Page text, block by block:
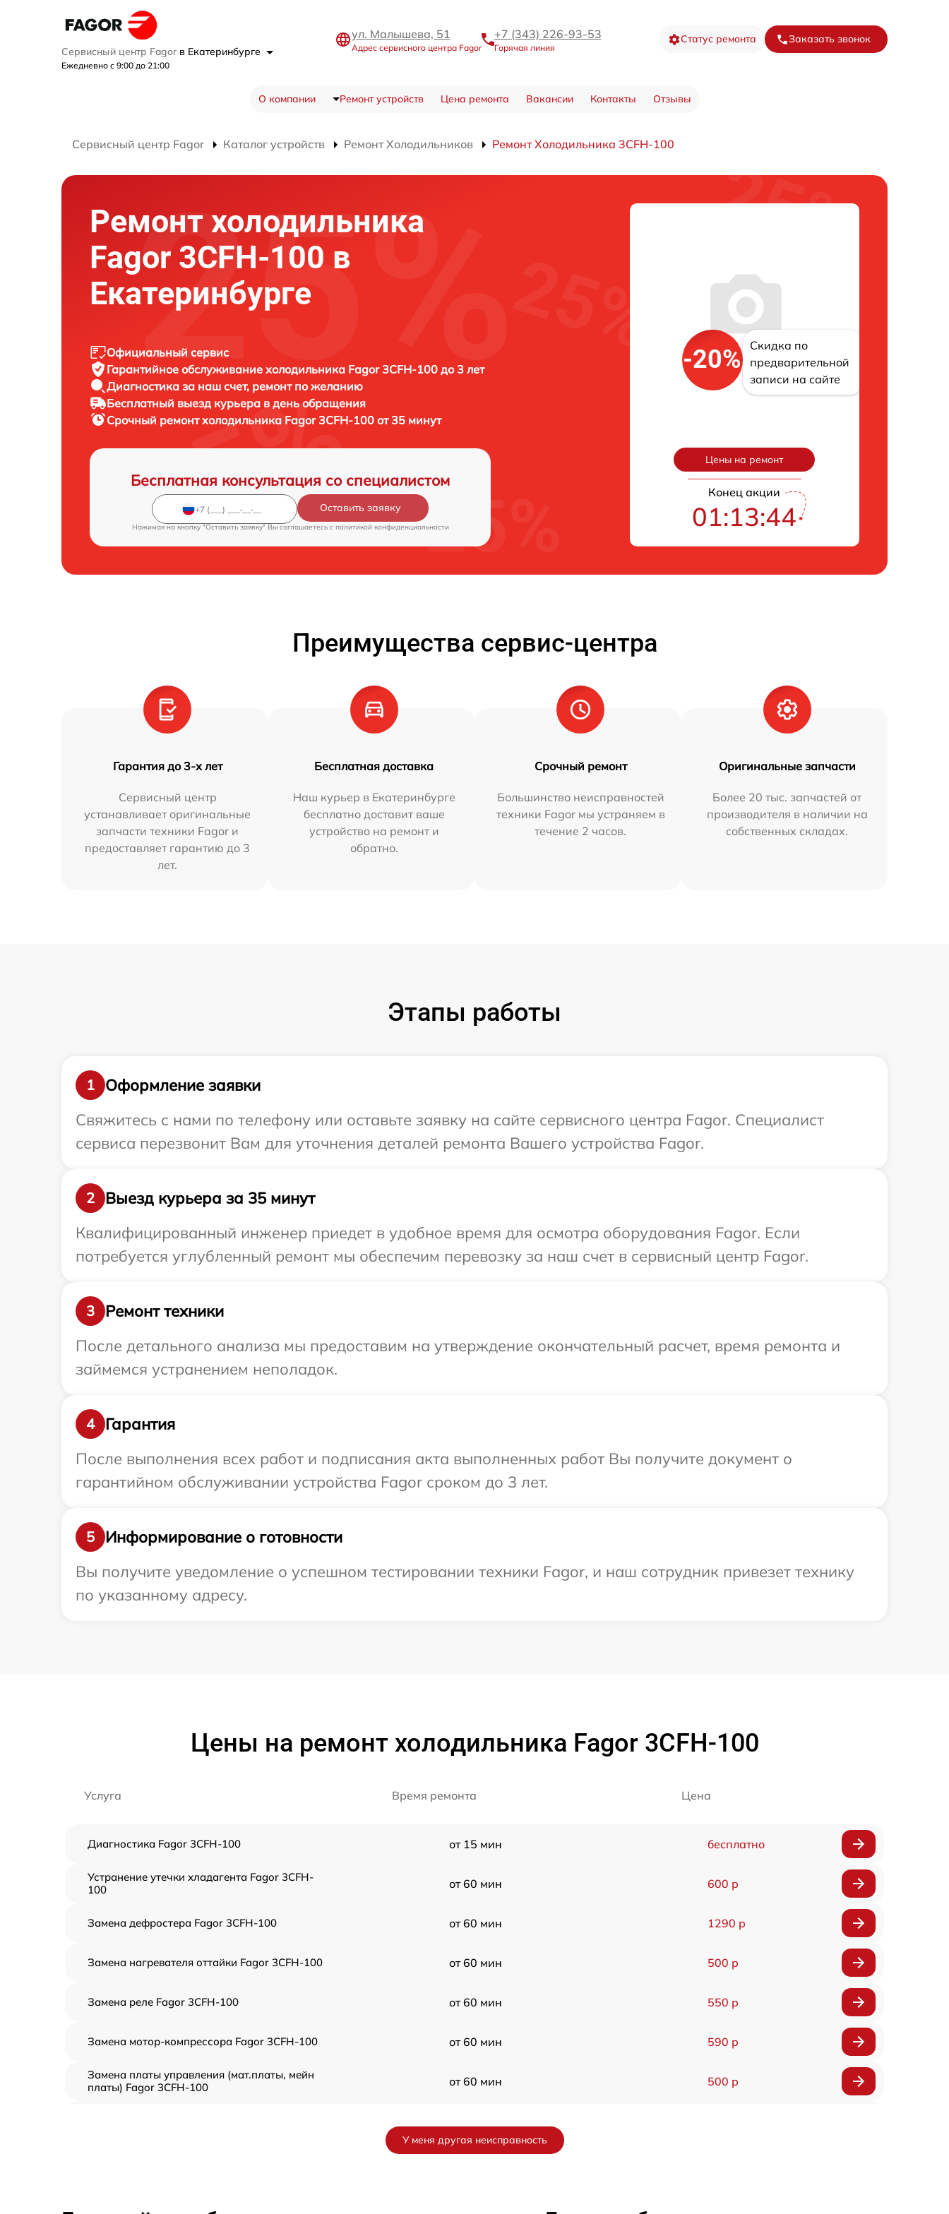
Сервисный центр Fagor в Екатеринбурге
Ежедневно с 9:00 до 21:00
ул. Малышева, 51
Адрес сервисного центра Fagor
+7 (343) 226-93-53
Горячая линия
Статус ремонта Заказать звонок
О компании Ремонт устройств Цена ремонта Вакансии Контакты Отзывы
Сервисный центр Fagor Каталог устройств Ремонт Холодильников Ремонт Холодильника 3CFH-100
Ремонт холодильника
Fagor 3CFH-100 в
Екатеринбурге
Официальный сервис
Гарантийное обслуживание холодильника Fagor 3CFH-100 до 3 лет
Диагностика за наш счет, ремонт по желанию
Бесплатный выезд курьера в день обращения
Срочный ремонтхолодильника Fagor 3CFH-100 от 35 минут
Бесплатная консультация со специалистом
Оставить заявку
Нажимая на кнопку "Оставить заявку" Вы соглашаетесь c политикой конфиденциальности
-20%
Скидка по
предварительной
записи на сайте
Цены на ремонт
Конец акции
01:13:43
Преимущества сервис-центра
Гарантия до 3-х лет
Сервисный центр
устанавливает оригинальные
запчасти техники Fagor и
предоставляет гарантию до 3
лет.
Бесплатная доставка
Наш курьер в Екатеринбурге
бесплатно доставит ваше
устройство на ремонт и
обратно.
Срочный ремонт
Большинство неисправностей
техники Fagor мы устраняем в
течение 2 часов.
Оригинальные запчасти
Более 20 тыс. запчастей от
производителя в наличии на
собственных складах.
Этапы работы
1
Оформление заявки
Свяжитесь с нами по телефону или оставьте заявку на сайте сервисного центра Fagor. Специалист
сервиса перезвонит Вам для уточнения деталей ремонта Вашего устройства Fagor.
2
Выезд курьера за 35 минут
Квалифицированный инженер приедет в удобное время для осмотра оборудования Fagor. Если
потребуется углубленный ремонт мы обеспечим перевозку за наш счет в сервисный центр Fagor.
3
Ремонт техники
После детального анализа мы предоставим на утверждение окончательный расчет, время ремонта и
займемся устранением неполадок.
4
Гарантия
После выполнения всех работ и подписания акта выполненных работ Вы получите документ о
гарантийном обслуживании устройства Fagor сроком до 3 лет.
5
Информирование о готовности
Вы получите уведомление о успешном тестировании техники Fagor, и наш сотрудник привезет технику
по указанному адресу.
Цены на ремонт холодильника Fagor 3CFH-100
Услуга Время ремонта Цена
Диагностика Fagor 3CFH-100 от 15 мин бесплатно
Устранение утечки хладагента Fagor 3CFH-
100
от 60 мин 600 р
Замена дефростера Fagor 3CFH-100 от 60 мин 1290 р
Замена нагревателя оттайки Fagor 3CFH-100 от 60 мин 500 р
Замена реле Fagor 3CFH-100 от 60 мин 550 р
Замена мотор-компрессора Fagor 3CFH-100 от 60 мин 590 р
Замена платы управления (мат.платы, мейн
платы) Fagor 3CFH-100
от 60 мин 500 р
У меня другая неисправность